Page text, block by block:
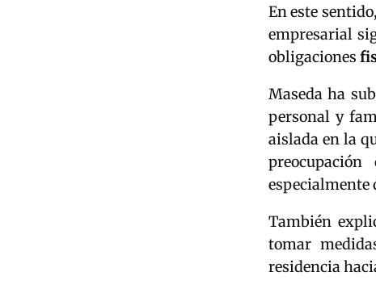
En este
empresarial
obligaciones
Maseda ha
personal y
aislada en la
especialmente
También
tomar
residencia